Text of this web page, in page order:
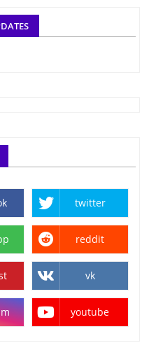
twitter
reddit
vk
youtube